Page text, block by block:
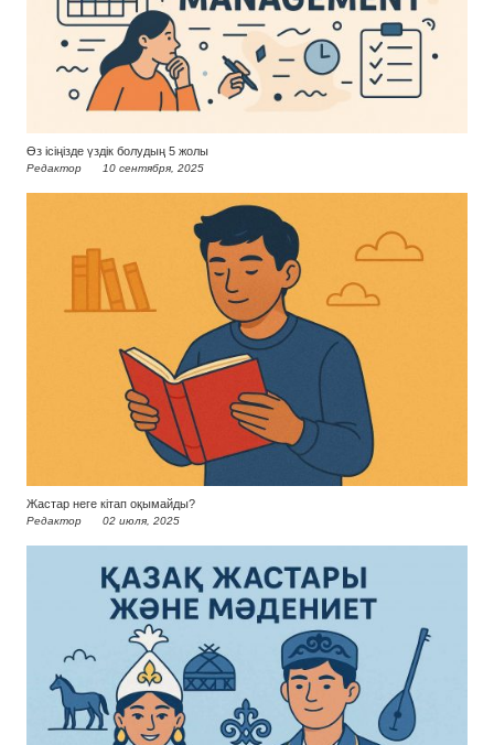
Өз ісіңізде үздік болудың 5 жолы
Редактор 10 сентября, 2025
Жастар неге кітап оқымайды?
Редактор 02 июля, 2025